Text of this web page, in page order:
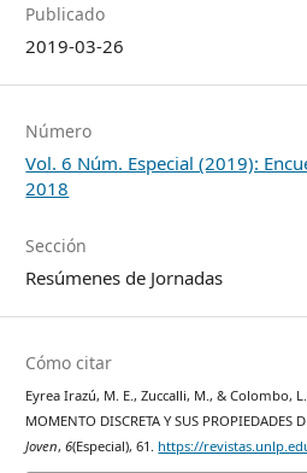
Publicado
2019-03-26
Número
Vol. 6 Núm. Especial (2019):
2018
Sección
Resúmenes de Jornadas
Cómo citar
Eyrea Irazú, M. E., Zuccalli, M., & Colombo, L.
MOMENTO DISCRETA Y SUS PROPIEDADES
Joven,6(Especial), 61. https://